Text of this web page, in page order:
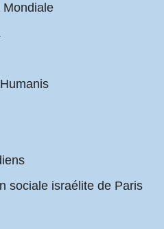
Mondiale
sociale israélite de Paris